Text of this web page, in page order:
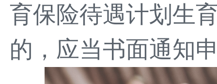
育保险待遇计划生
的，应当书面通知